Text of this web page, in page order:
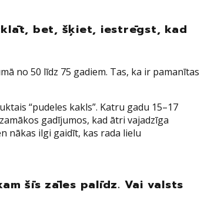
bet, šķiet, iestrēgst, kad
no 50 līdz 75 gadiem. Tas, ka ir pamanītas
“pudeles kakls”. Katru gadu 15–17
gadījumos, kad ātri vajadzīga
nākas ilgi gaidīt, kas rada lielu
šīs zāles palīdz. Vai valsts